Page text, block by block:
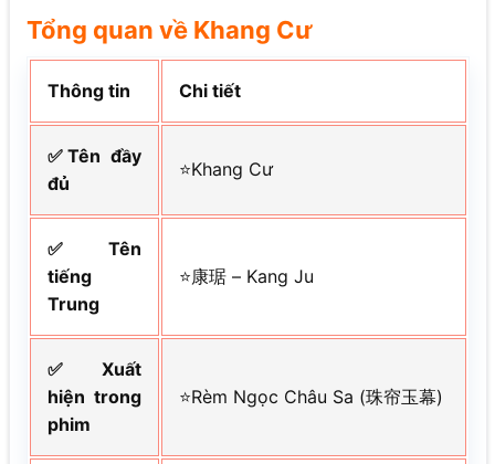
Tổng quan về Khang Cư
Thông tin Chi tiết
✅Tên đầy
đủ
⭐Khang Cư
✅Tên
tiếng
Trung
⭐康琚 – Kang Ju
✅Xuất
hiện trong
phim
⭐Rèm Ngọc Châu Sa (珠帘玉幕)